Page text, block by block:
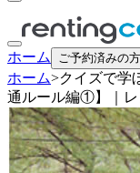
ホーム ご予約済みの方
ホーム>クイズで学
通ルール編①】｜